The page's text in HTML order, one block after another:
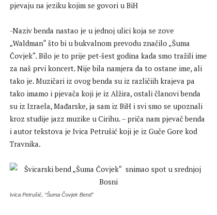
pjevaju na jeziku kojim se govori u BiH
-Naziv benda nastao je u jednoj ulici koja se zove
„Waldman“ što bi u bukvalnom prevodu značilo „Šuma
Čovjek“. Bilo je to prije pet-šest godina kada smo tražili ime
za naš prvi koncert. Nije bila namjera da to ostane ime, ali
tako je. Muzičari iz ovog benda su iz različiih krajeva pa
tako imamo i pjevača koji je iz Alžira, ostali članovi benda
su iz Izraela, Mađarske, ja sam iz BiH i svi smo se upoznali
kroz studije jazz muzike u Cirihu. – priča nam pjevač benda
i autor tekstova je Ivica Petrušić koji je iz Guče Gore kod
Travnika.
Ivica Petrušić, “Šuma Čovjek Bend”